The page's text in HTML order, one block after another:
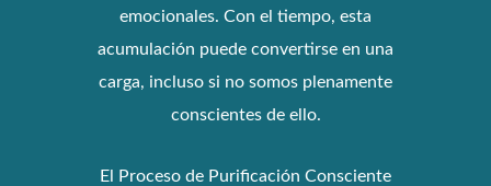
emocionales. Con el tiempo, esta
acumulación puede convertirse en una
carga, incluso si no somos plenamente
conscientes de ello.
El Proceso de Purificación Consciente